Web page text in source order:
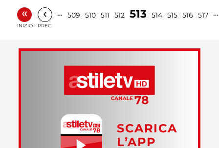
«
INIZIO
‹
PREC.
… 509 510 511 512 513 514 515 516 517 …
SCARICA
L’APP